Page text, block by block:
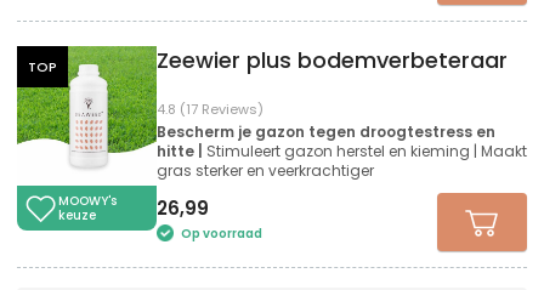
TOP
MOOWY's
keuze
4.8 (17 Reviews)
Zeewier plus bodemverbeteraar
Bescherm je gazon tegen droogtestress en
hitte | Stimuleert gazon herstel en kieming | Maakt
gras sterker en veerkrachtiger
26,99
Op voorraad